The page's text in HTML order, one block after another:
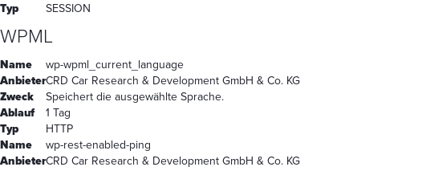
Typ
SESSION
WPML
Name
wp-wpml_current_language
AnbieterCRD Car Research & Development GmbH & Co. KG
Zweck
Speichert die ausgewählte Sprache.
Ablauf
1 Tag
Typ
HTTP
Name
wp-rest-enabled-ping
AnbieterCRD Car Research & Development GmbH & Co. KG